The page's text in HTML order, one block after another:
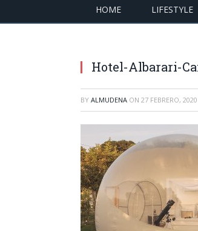
HOME LIFESTYLE
Hotel-Albarari-
BY ALMUDENA ON 27 FEBRERO, 2020